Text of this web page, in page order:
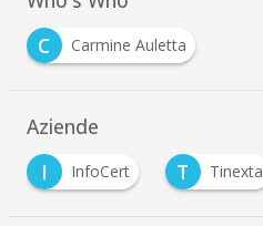
C
Carmine Auletta
Aziende
I
InfoCert T Tinexta